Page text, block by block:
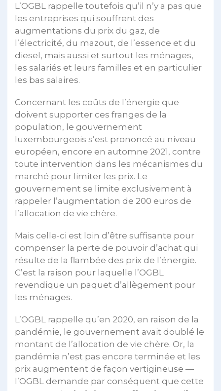
L’OGBL rappelle toutefois qu’il n’y a pas que
les entreprises qui souffrent des
augmentations du prix du gaz, de
l’électricité, du mazout, de l’essence et du
diesel, mais aussi et surtout les ménages,
les salariés et leurs familles et en particulier
les bas salaires.
Concernant les coûts de l’énergie que
doivent supporter ces franges de la
population, le gouvernement
luxembourgeois s’est prononcé au niveau
européen, encore en automne 2021, contre
toute intervention dans les mécanismes du
marché pour limiter les prix. Le
gouvernement se limite exclusivement à
rappeler l’augmentation de 200 euros de
l’allocation de vie chère.
Mais celle-ci est loin d’être suffisante pour
compenser la perte de pouvoir d’achat qui
résulte de la flambée des prix de l’énergie.
C’est la raison pour laquelle l’OGBL
revendique un paquet d’allègement pour
les ménages.
L’OGBL rappelle qu’en 2020, en raison de la
pandémie, le gouvernement avait doublé le
montant de l’allocation de vie chère. Or, la
pandémie n’est pas encore terminée et les
prix augmentent de façon vertigineuse —
l’OGBL demande par conséquent que cette